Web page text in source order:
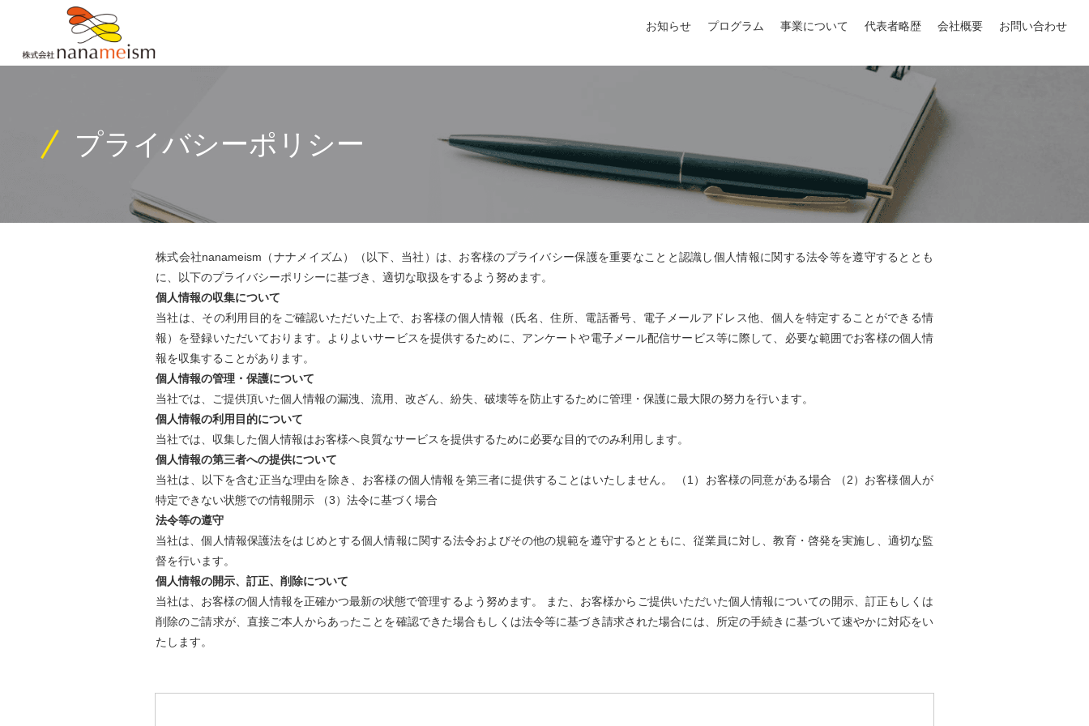
お知らせ プログラム 事業について 代表者略歴 会社概要 お問い合わせ
プライバシーポリシー
株式会社nanameism（ナナメイズム）（以下、当社）は、お客様のプライバシー保護を重要なことと認識し個人情報に関する法令等を遵守するととも
に、以下のプライバシーポリシーに基づき、適切な取扱をするよう努めます。
個人情報の収集について
当社は、その利用目的をご確認いただいた上で、お客様の個人情報（氏名、住所、電話番号、電子メールアドレス他、個人を特定することができる情
報）を登録いただいております。よりよいサービスを提供するために、アンケートや電子メール配信サービス等に際して、必要な範囲でお客様の個人情
報を収集することがあります。
個人情報の管理・保護について
当社では、ご提供頂いた個人情報の漏洩、流用、改ざん、紛失、破壊等を防止するために管理・保護に最大限の努力を行います。
個人情報の利用目的について
当社では、収集した個人情報はお客様へ良質なサービスを提供するために必要な目的でのみ利用します。
個人情報の第三者への提供について
当社は、以下を含む正当な理由を除き、お客様の個人情報を第三者に提供することはいたしません。 （1）お客様の同意がある場合 （2）お客様個人が
特定できない状態での情報開示 （3）法令に基づく場合
法令等の遵守
当社は、個人情報保護法をはじめとする個人情報に関する法令およびその他の規範を遵守するとともに、従業員に対し、教育・啓発を実施し、適切な監
督を行います。
個人情報の開示、訂正、削除について
当社は、お客様の個人情報を正確かつ最新の状態で管理するよう努めます。 また、お客様からご提供いただいた個人情報についての開示、訂正もしくは
削除のご請求が、直接ご本人からあったことを確認できた場合もしくは法令等に基づき請求された場合には、所定の手続きに基づいて速やかに対応をい
たします。